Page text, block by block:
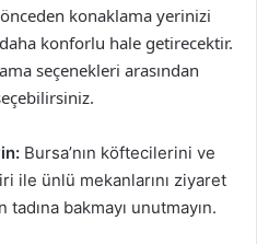
önceden konaklama yerinizi
konforlu hale getirecektir.
seçenekleri arasından
Bursa’nın köftecilerini ve
ile ünlü mekanlarını ziyaret
bakmayı unutmayın.